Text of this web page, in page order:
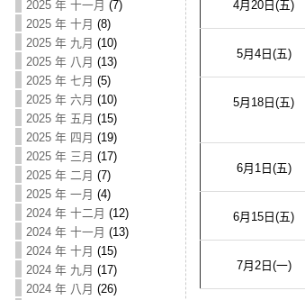
2025 年 十一月 (7)
2025 年 十月 (8)
2025 年 九月 (10)
2025 年 八月 (13)
2025 年 七月 (5)
2025 年 六月 (10)
2025 年 五月 (15)
2025 年 四月 (19)
2025 年 三月 (17)
2025 年 二月 (7)
2025 年 一月 (4)
2024 年 十二月 (12)
2024 年 十一月 (13)
2024 年 十月 (15)
2024 年 九月 (17)
2024 年 八月 (26)
4月20日(五)
5月4日(五)
5月18日(五)
6月1日(五)
6月15日(五)
7月2日(一)